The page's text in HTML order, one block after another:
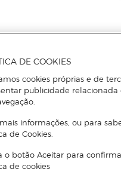
DE COOKIES
cookies próprias e de
publicidade relacionada
informações, ou para
de Cookies.
o botão Aceitar para
de cookies